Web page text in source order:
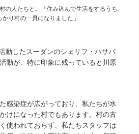
の人たちと。「住み込んで生活をするうち
かり村の一員になりました」
動したスーダンのシェリフ・ハサバ
動が、特に印象に残っていると川原
感染症が広がっており、私たちが水
けになった村でもあります。村の古
使われておらず、私たちスタッフは